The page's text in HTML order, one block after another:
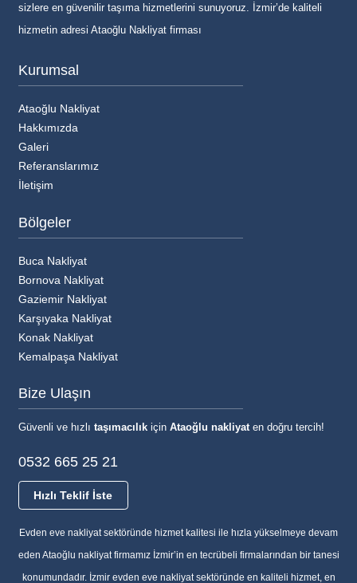
sizlere en güvenilir taşıma hizmetlerini sunuyoruz. İzmir’de kaliteli
hizmetin adresi Ataoğlu Nakliyat firması
Kurumsal
Ataoğlu Nakliyat
Hakkımızda
Galeri
Referanslarımız
İletişim
Bölgeler
Buca Nakliyat
Bornova Nakliyat
Gaziemir Nakliyat
Karşıyaka Nakliyat
Konak Nakliyat
Kemalpaşa Nakliyat
Bize Ulaşın
Güvenli ve hızlı taşımacılıkiçin Ataoğlu nakliyaten doğru tercih!
0532 665 25 21
Hızlı Teklif İste
Evden eve nakliyat sektöründe hizmet kalitesi ile hızla yükselmeye devam
eden Ataoğlu nakliyat firmamız İzmir’in en tecrübeli firmalarından bir tanesi
konumundadır. İzmir evden eve nakliyat sektöründe en kaliteli hizmet, en